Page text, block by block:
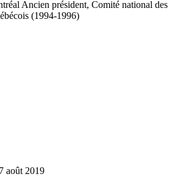
Ancien président, Comité national des
(1994-1996)
août 2019